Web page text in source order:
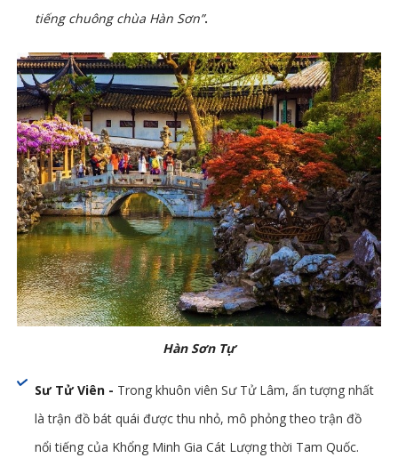
tiếng chuông chùa Hàn Sơn”.
Hàn Sơn Tự
Sư Tử Viên - Trong khuôn viên Sư Tử Lâm, ấn tượng nhất
là trận đồ bát quái được thu nhỏ, mô phỏng theo trận đồ
nổi tiếng của Khổng Minh Gia Cát Lượng thời Tam Quốc.